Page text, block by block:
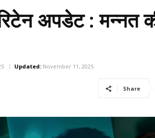
अपडेट : मन्नत
Updated: November 11, 2025
Share